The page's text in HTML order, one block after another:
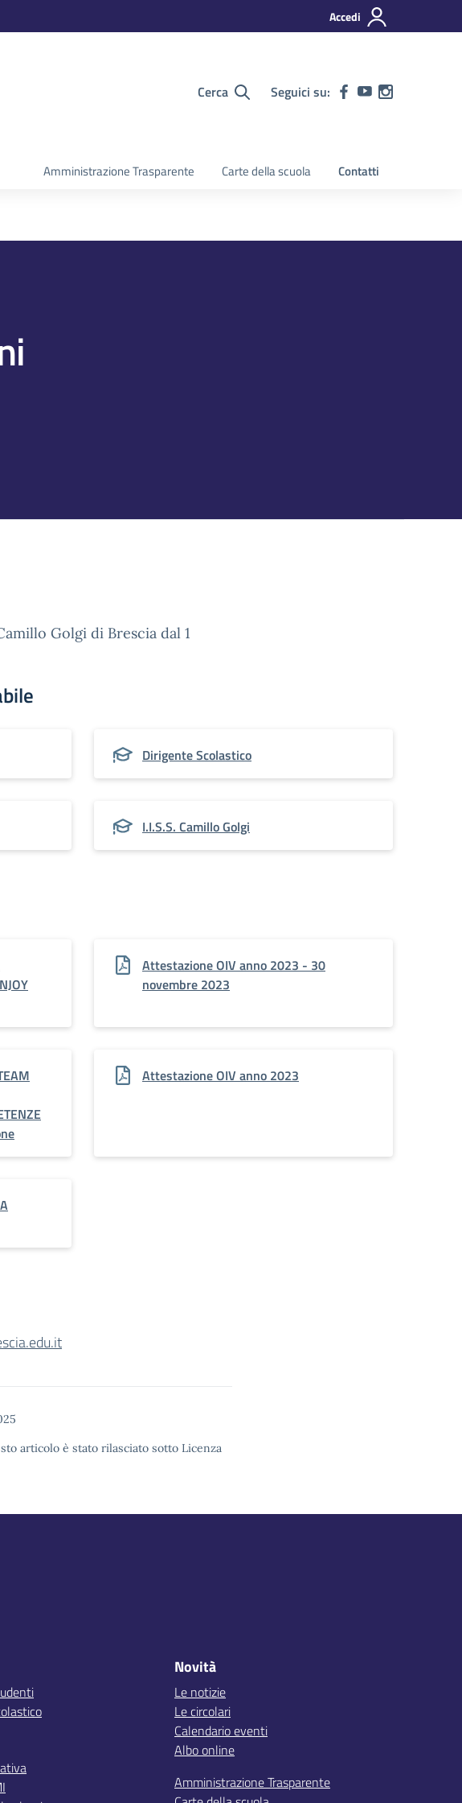
Accedi
Cerca Seguici su:
Amministrazione Trasparente Carte della scuola Contatti
Golgi di Brescia dal 1
Dirigente Scolastico
I.I.S.S. Camillo Golgi
Attestazione OIV anno 2023 - 30
novembre 2023
Attestazione OIV anno 2023
articolo è stato rilasciato sotto Licenza
Novità
Le notizie
Le circolari
Calendario eventi
Albo online
Amministrazione Trasparente